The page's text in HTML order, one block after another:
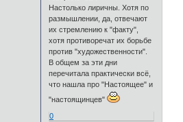
Настолько лиричны. Хотя по
размышлении, да, отвечают
их стремлению к "факту",
хотя противоречат их борьбе
против "художественности".
В общем за эти дни
перечитала практически всё,
что нашла про "Настоящее" и
"настоящинцев"
0